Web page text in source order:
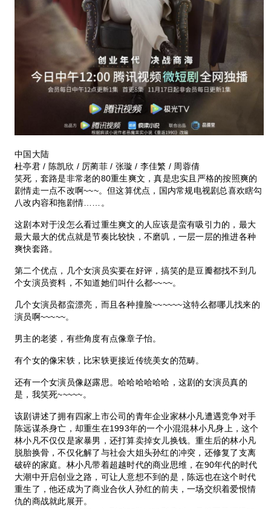
中国大陆
杜亭君 / 陈凯欣 / 厉蔺菲 / 张璇 / 李佳繁 / 周蓉倩
笑死，套路是非常老的80重生爽文，真是忠实且严格的按照爽的
剧情走一点不改啊~~~。但这算优点，国内常规电视剧总喜欢瞎勾
八改内容和拖剧情……。
这剧本对于没怎么看过重生爽文的人应该是蛮有吸引力的，最大
最大最大的优点就是节奏比较快，不磨叽，一层一层的推进各种
爽快套路。
第二个优点，几个女演员实要在好评，搞笑的是豆瓣都找不到几
个女演员资料，不知道她们叫什么都~~~~。
几个女演员都蛮漂亮，而且各种撞脸~~~~~~这特么都哪儿找来的
演员啊~~~~~。
男主的老婆，有些角度有点像章子怡。
有个女的像宋轶，比宋轶更接近传统美女的范畴。
还有一个女演员像赵露思。哈哈哈哈哈哈，这剧的女演员真的
是，我笑死~~~~~。
该剧讲述了拥有四家上市公司的青年企业家林小凡遭遇竞争对手
陈远谋杀身亡，却重生在1993年的一个小混混林小凡身上，这个
林小凡不仅仅是家暴男，还打算卖掉女儿换钱。重生后的林小凡
脱胎换骨，不仅化解了与社会大姐头孙红的冲突，还修复了支离
破碎的家庭。林小凡带着超越时代的商业思维，在90年代的时代
大潮中开启创业之路，可让人意想不到的是，陈远也在这个时代
重生了，他还成为了商业合伙人孙红的前夫，一场交织着爱恨情
仇的商战就此展开。